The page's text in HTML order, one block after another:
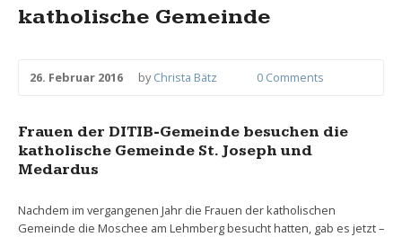
katholische Gemeinde
26. Februar 2016 byChrista Bätz 0 Comments
Frauen der DITIB-Gemeinde besuchen die
katholische Gemeinde St. Joseph und
Medardus
Nachdem im vergangenen Jahr die Frauen der katholischen
Gemeinde die Moschee am Lehmberg besucht hatten, gab es jetzt –